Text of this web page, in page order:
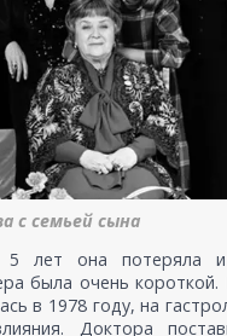
с семьей сына
5 лет она потеряла
была очень
в 1978 году, на
Доктора